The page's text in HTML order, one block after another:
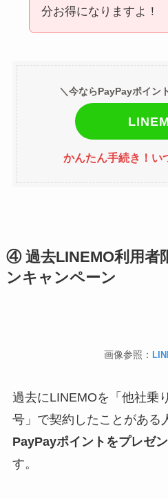
分お得になりますよ！
＼今ならPayPayポイン
かんたん手続き！い
④ 過去LINEMO利用者
ンキャンペーン
画像参照：
過去にLINEMOを「他社乗
号」で契約したことがある
PayPayポイントをプレゼ
す。